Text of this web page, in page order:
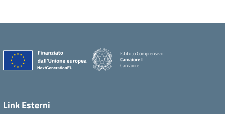
Istituto Comprensivo
Camaiore I
Camaiore
Link Esterni